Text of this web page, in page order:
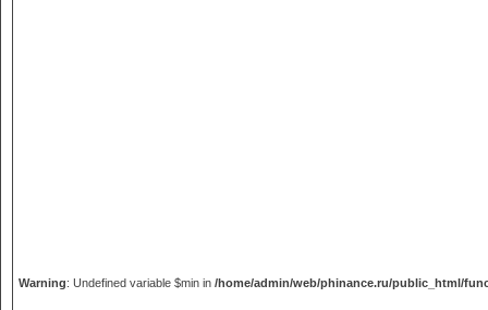
Warning: Undefined variable $min in /home/admin/web/phinance.ru/public_html/